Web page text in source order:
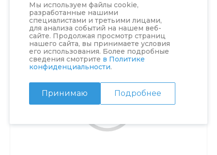
Мы используем файлы cookie,
разработанные нашими
специалистами и третьими лицами,
для анализа событий на нашем веб-
сайте. Продолжая просмотр страниц
нашего сайта, вы принимаете условия
его использования. Более подробные
сведения смотрите в Политике
конфиденциальности.
Принимаю Подробнее